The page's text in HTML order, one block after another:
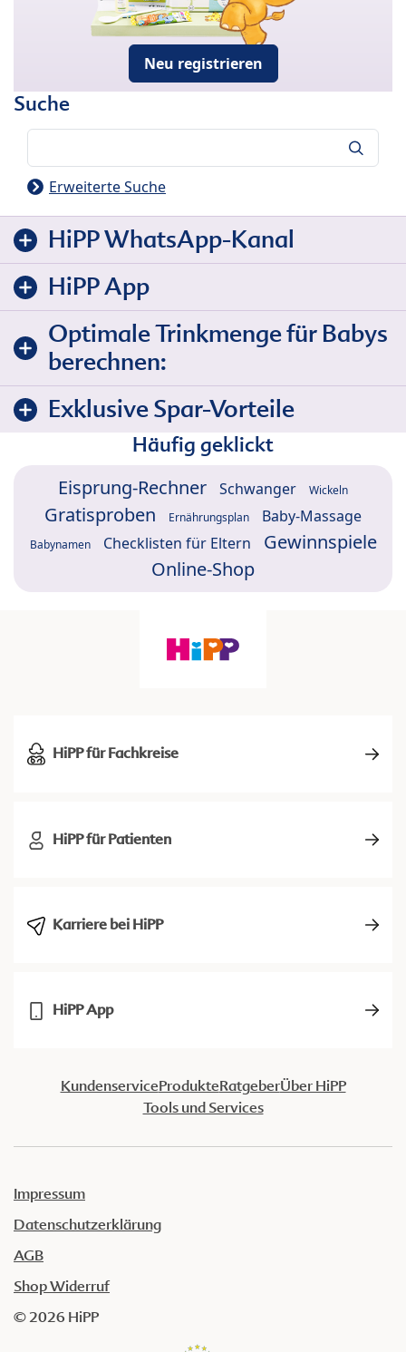
Neu registrieren
Suche
Erweiterte Suche
HiPP WhatsApp-Kanal
HiPP App
Optimale Trinkmenge für Babys
berechnen:
Exklusive Spar-Vorteile
Häufig geklickt
Eisprung-Rechner Schwanger Wickeln
Gratisproben Ernährungsplan Baby-Massage
Babynamen Checklisten für Eltern
Gewinnspiele
Online-Shop
HiPP für Fachkreise
HiPP für Patienten
Karriere bei HiPP
HiPP App
KundenserviceProdukteRatgeberÜber HiPP
Tools und Services
Impressum
Datenschutzerklärung
AGB
Shop Widerruf
© 2026 HiPP